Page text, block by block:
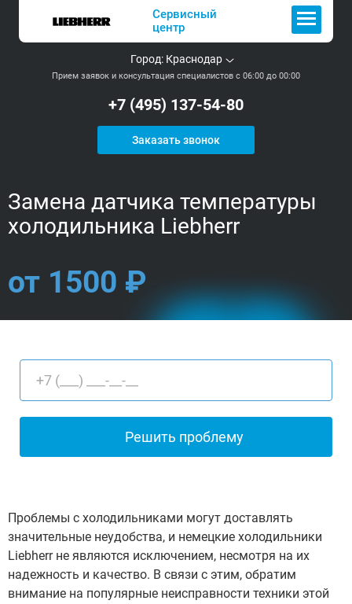
Сервисный
центр
Город: Краснодар
Прием заявок и консультация специалистов с 06:00 до 00:00
+7 (495) 137-54-80
Заказать звонок
Замена датчика температуры
холодильника Liebherr
от 1500 ₽
Проблемы с холодильниками могут доставлять
значительные неудобства, и немецкие холодильники
Liebherr не являются исключением, несмотря на их
надежность и качество. В связи с этим, обратим
внимание на популярные неисправности техники этой